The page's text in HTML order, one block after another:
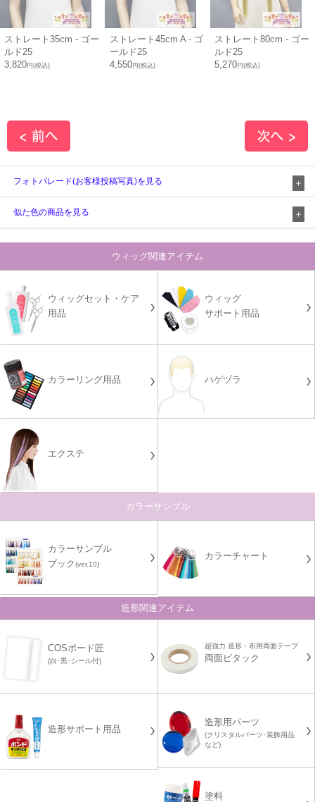
ストレート35cm - ゴー
ルド25
3,820円(税込)
ストレート45cm A - ゴ
ールド25
4,550円(税込)
ストレート80cm - ゴー
ルド25
5,270円(税込)
フォトパレード(お客様投稿写真)を見る
似た色の商品を見る
ウィッグ関連アイテム
ウィッグセット・ケア
用品
ウィッグ
サポート用品
カラーリング用品 ハゲヅラ
エクステ
カラーサンプル
カラーサンプル
ブック(ver.10)
カラーチャート
造形関連アイテム
COSボード匠
(白･黒･シール付)
超強力 造形・布用両面テープ
両面ピタック
造形サポート用品
造形用パーツ
(クリスタルパーツ･装飾用品
など)
塗料